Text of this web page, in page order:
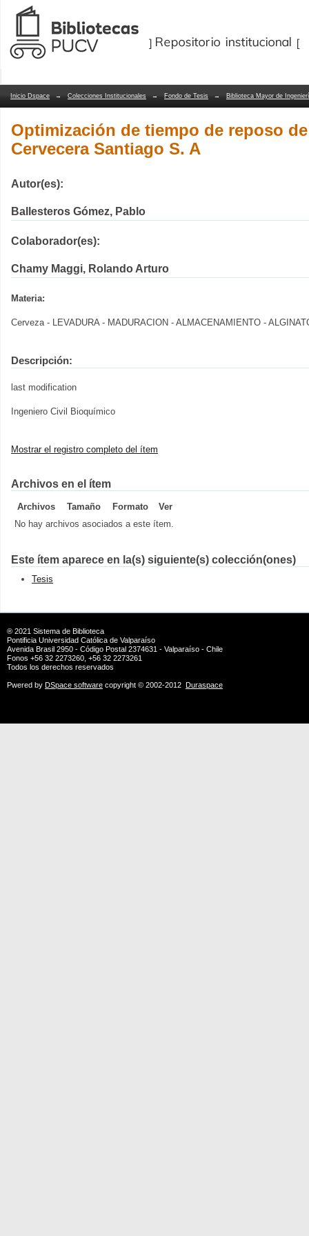
Optimización de tiempo de reposo de
Repositorio Dspace/Manakin
Inicio Dspace → Colecciones Institucionales → Fondo de Tesis → Biblioteca Mayor de
Optimización de tiempo de reposo
Cervecera Santiago S. A
Autor(es):
Ballesteros Gómez, Pablo
Colaborador(es):
Chamy Maggi, Rolando Arturo
Materia:
Cerveza - LEVADURA - MADURACION - ALMACENAMIENTO -
Descripción:
last modification
Ingeniero Civil Bioquímico
Mostrar el registro completo del ítem
Archivos en el ítem
Archivos Tamaño Formato
Ver
No hay archivos asociados a este ítem.
Este ítem aparece en la(s) siguiente(s) colección(ones)
Tesis
® 2021 Sistema de Biblioteca
Pontificia Universidad Católica de Valparaíso
Avenida Brasil 2950 - Código Postal 2374631 - Valparaíso - Chile
Fonos +56 32 2273260, +56 32 2273261
Todos los derechos reservados
Pwered by DSpace software copyright © 2002-2012 Duraspace